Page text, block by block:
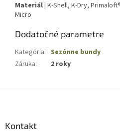
Materiál | K-Shell, K-Dry,
Micro
Dodatočné parametre
Kategória: Sezónne bundy
Záruka: 2 roky
Kontakt